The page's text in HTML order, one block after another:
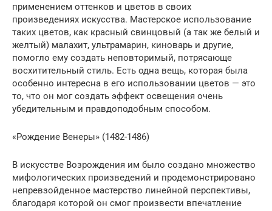
применением оттенков и цветов в своих
произведениях искусства. Мастерское использование
таких цветов, как красный свинцовый (а так же белый и
желтый) малахит, ультрамарин, киноварь и другие,
помогло ему создать неповторимый, потрясающе
восхитительный стиль. Есть одна вещь, которая была
особенно интересна в его использовании цветов — это
то, что он мог создать эффект освещения очень
убедительным и правдоподобным способом.
«Рождение Венеры» (1482-1486)
В искусстве Возрождения им было создано множество
мифологических произведений и продемонстрировано
непревзойденное мастерство линейной перспективы,
благодаря которой он смог произвести впечатление